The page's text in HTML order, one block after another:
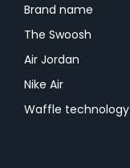
Brand name
The Swoosh
Air Jordan
Nike Air
Waffle technology